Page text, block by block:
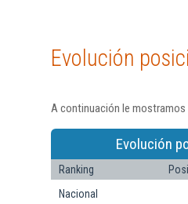
Evolución
A continuación le mostramos
Evolución
Ranking
Nacional